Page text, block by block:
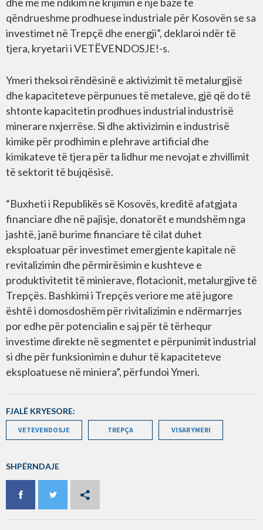
qëndrueshme prodhuese industriale për Kosovën se sa
investimet në Trepçë dhe energji”, deklaroi ndër të
tjera, kryetari i VETËVENDOSJE!-s.
Ymeri theksoi rëndësinë e aktivizimit të metalurgjisë
dhe kapaciteteve përpunues të metaleve, gjë që do të
shtonte kapacitetin prodhues industrial industrisë
minerare nxjerrëse. Si dhe aktivizimin e industrisë
kimike për prodhimin e plehrave artificial dhe
kimikateve të tjera për ta lidhur me nevojat e zhvillimit
të sektorit të bujqësisë.
“Buxheti i Republikës së Kosovës, kreditë afatgjata
financiare dhe në pajisje, donatorët e mundshëm nga
jashtë, janë burime financiare të cilat duhet
eksploatuar për investimet emergjente kapitale në
revitalizimin dhe përmirësimin e kushteve e
produktivitetit të minierave, flotacionit, metalurgjive të
Trepçës. Bashkimi i Trepçës veriore me atë jugore
është i domosdoshëm për rivitalizimin e ndërmarrjes
por edhe për potencialin e saj për të tërhequr
investime direkte në segmentet e përpunimit industrial
si dhe për funksionimin e duhur të kapaciteteve
eksploatuese në miniera”, përfundoi Ymeri.
FJALË KRYESORE:
VETEVENDOSJE TREPÇA VISAR YMERI
SHPËRNDAJE